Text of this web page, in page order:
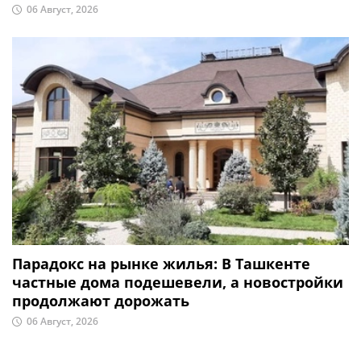
06 Август, 2026
Парадокс на рынке жилья: В Ташкенте
частные дома подешевели, а новостройки
продолжают дорожать
06 Август, 2026